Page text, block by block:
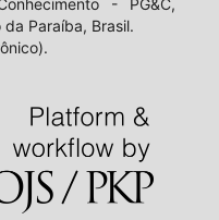
- PG&C,
Paraíba, Brasil.